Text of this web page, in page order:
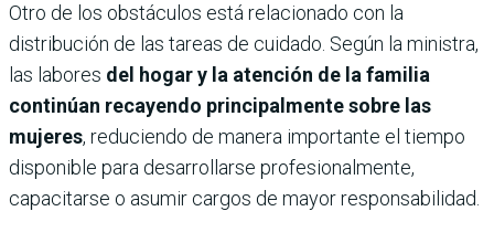
Otro de los obstáculos está relacionado con la
distribución de las tareas de cuidado. Según la ministra,
las labores del hogar y la atención de la familia
continúan recayendo principalmente sobre las
mujeres, reduciendo de manera importante el tiempo
disponible para desarrollarse profesionalmente,
capacitarse o asumir cargos de mayor responsabilidad.